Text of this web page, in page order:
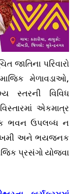
પરિવારો
મેળાવડાઓ,
સ્તરની વિવિધ
એકમાત્ર
ભવન ઉપલબ્ધ ન
જોખમી અને ભયજનક
પ્રસંગો યોજવા